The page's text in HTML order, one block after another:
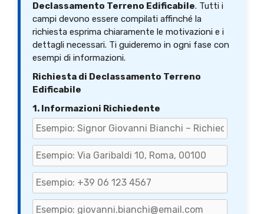
Declassamento Terreno Edificabile. Tutti i
campi devono essere compilati affinché la
richiesta esprima chiaramente le motivazioni e i
dettagli necessari. Ti guideremo in ogni fase con
esempi di informazioni.
Richiesta di Declassamento Terreno
Edificabile
1. Informazioni Richiedente